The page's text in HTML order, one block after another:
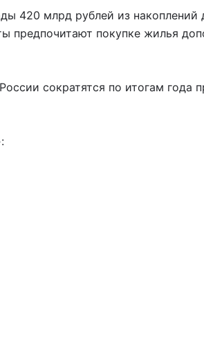
420 млрд рублей из накоплений
предпочитают покупке жилья
сократятся по итогам года